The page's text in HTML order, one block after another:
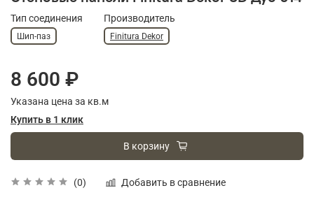
(0) Добавить в сравнение
Тип соединения
Шип-паз
Производитель
Finitura Dekor
8 600 ₽
Указана цена за кв.м
Купить в 1 клик
В корзину